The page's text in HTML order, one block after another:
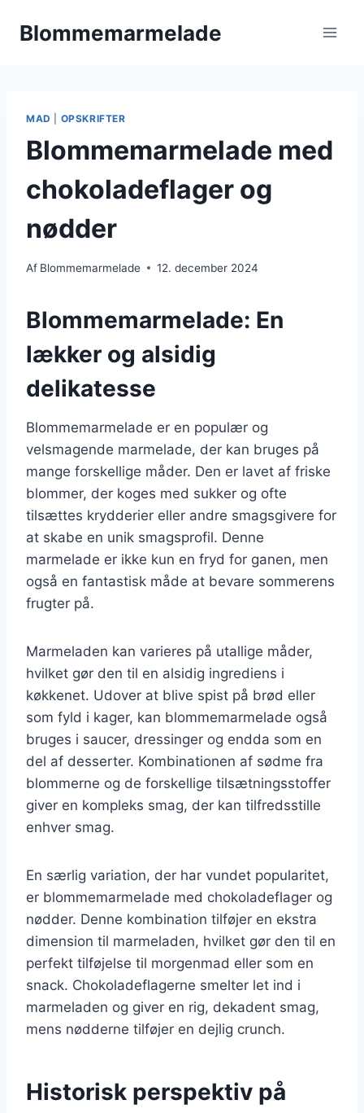
Blommemarmelade
MAD OPSKRIFTER
Blommemarmelade med
chokoladeflager og
nødder
Af Blommemarmelade 12. december 2024
Blommemarmelade: En
lækker og alsidig
delikatesse
Blommemarmelade er en populær og
velsmagende marmelade, der kan bruges på
mange forskellige måder. Den er lavet af friske
blommer, der koges med sukker og ofte
tilsættes krydderier eller andre smagsgivere for
at skabe en unik smagsprofil. Denne
marmelade er ikke kun en fryd for ganen, men
også en fantastisk måde at bevare sommerens
frugter på.
Marmeladen kan varieres på utallige måder,
hvilket gør den til en alsidig ingrediens i
køkkenet. Udover at blive spist på brød eller
som fyld i kager, kan blommemarmelade også
bruges i saucer, dressinger og endda som en
del af desserter. Kombinationen af sødme fra
blommerne og de forskellige tilsætningsstoffer
giver en kompleks smag, der kan tilfredsstille
enhver smag.
En særlig variation, der har vundet popularitet,
er blommemarmelade med chokoladeflager og
nødder. Denne kombination tilføjer en ekstra
dimension til marmeladen, hvilket gør den til en
perfekt tilføjelse til morgenmad eller som en
snack. Chokoladeflagerne smelter let ind i
marmeladen og giver en rig, dekadent smag,
mens nødderne tilføjer en dejlig crunch.
Historisk perspektiv på